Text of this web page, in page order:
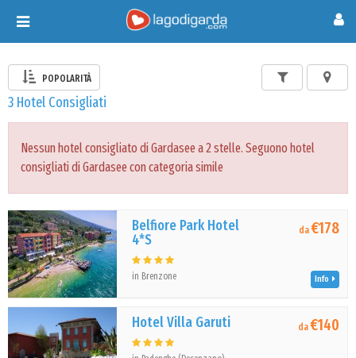
Toggle
navigation
POPOLARITÀ
3 Hotel Consigliati
Nessun hotel consigliato di Gardasee a 2 stelle. Seguono hotel
consigliati di Gardasee con categoria simile
Belfiore Park Hotel
4*S
in Brenzone
da€178
Info
Hotel Villa Garuti da€140